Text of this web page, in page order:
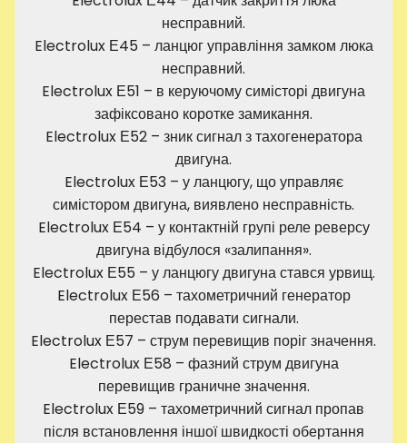
несправний.
Electrolux Е45 – ланцюг управління замком люка
несправний.
Electrolux Е51 – в керуючому симісторі двигуна
зафіксовано коротке замикання.
Electrolux Е52 – зник сигнал з тахогенератора
двигуна.
Electrolux Е53 – у ланцюгу, що управляє
симістором двигуна, виявлено несправність.
Electrolux Е54 – у контактній групі реле реверсу
двигуна відбулося «залипання».
Electrolux Е55 – у ланцюгу двигуна стався урвищ.
Electrolux Е56 – тахометричний генератор
перестав подавати сигнали.
Electrolux Е57 – струм перевищив поріг значення.
Electrolux Е58 – фазний струм двигуна
перевищив граничне значення.
Electrolux Е59 – тахометричний сигнал пропав
після встановлення іншої швидкості обертання